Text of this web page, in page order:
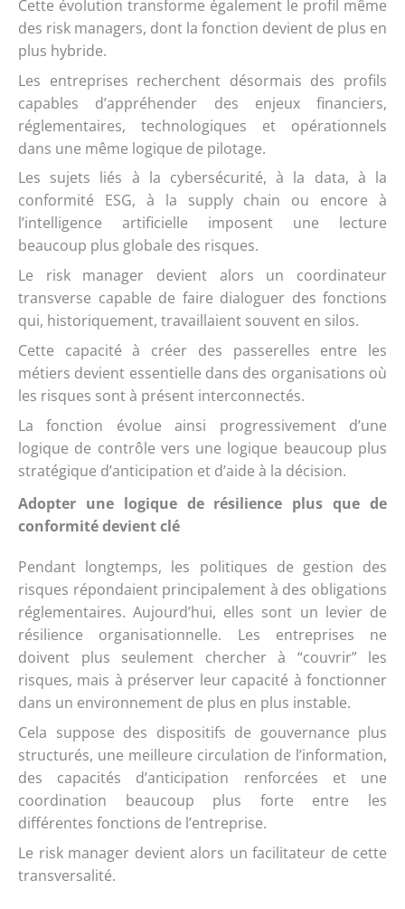
Cette évolution transforme également le profil même
des risk managers, dont la fonction devient de plus en
plus hybride.
Les entreprises recherchent désormais des profils
capables d’appréhender des enjeux financiers,
réglementaires, technologiques et opérationnels
dans une même logique de pilotage.
Les sujets liés à la cybersécurité, à la data, à la
conformité ESG, à la supply chain ou encore à
l’intelligence artificielle imposent une lecture
beaucoup plus globale des risques.
Le risk manager devient alors un coordinateur
transverse capable de faire dialoguer des fonctions
qui, historiquement, travaillaient souvent en silos.
Cette capacité à créer des passerelles entre les
métiers devient essentielle dans des organisations où
les risques sont à présent interconnectés.
La fonction évolue ainsi progressivement d’une
logique de contrôle vers une logique beaucoup plus
stratégique d’anticipation et d’aide à la décision.
Adopter une logique de résilience plus que de
conformité devient clé
Pendant longtemps, les politiques de gestion des
risques répondaient principalement à des obligations
réglementaires. Aujourd’hui, elles sont un levier de
résilience organisationnelle. Les entreprises ne
doivent plus seulement chercher à “couvrir” les
risques, mais à préserver leur capacité à fonctionner
dans un environnement de plus en plus instable.
Cela suppose des dispositifs de gouvernance plus
structurés, une meilleure circulation de l’information,
des capacités d’anticipation renforcées et une
coordination beaucoup plus forte entre les
différentes fonctions de l’entreprise.
Le risk manager devient alors un facilitateur de cette
transversalité.